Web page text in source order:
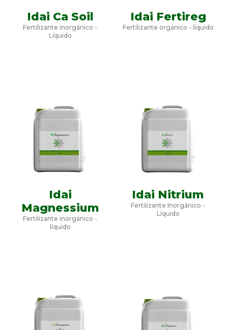
Idai Ca Soil
Fertilizante inorgánico -
Líquido
Idai Fertireg
Fertilizante orgánico - líquido
Idai
Magnessium
Fertilizante inorgánico -
líquido
Idai Nitrium
Fertilizante Inorgánico -
Líquido